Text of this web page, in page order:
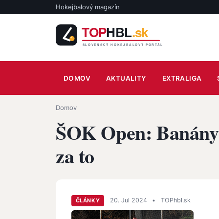
Skočiť na hlavný obsahHokejbalový magazín
Main navigation
DOMOV AKTUALITY EXTRALIGA
Omrvinka
Domov
ŠOK Open:
za to
ČLÁNKY 20. Jul 2024 • TOPhbl.sk